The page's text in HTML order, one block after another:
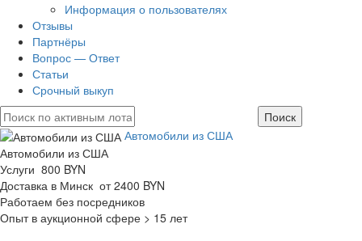
Информация о пользователях
Отзывы
Партнёры
Вопрос — Ответ
Статьи
Срочный выкуп
Автомобили из США
Автомобили из США
Услуги 800 BYN
Доставка в Минск от 2400 BYN
Работаем без посредников
Опыт в аукционной сфере > 15 лет